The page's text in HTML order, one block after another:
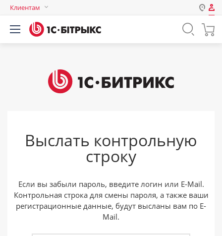
Клиентам
Авторизация
Логин
Запомнить меня на этом
компьютере
Забыли свой пароль?
или войдите с помощью
Выслать контрольную
строку
Если вы забыли пароль, введите логин или E-Mail.
Контрольная строка для смены пароля, а также ваши
регистрационные данные, будут высланы вам по E-
Mail.